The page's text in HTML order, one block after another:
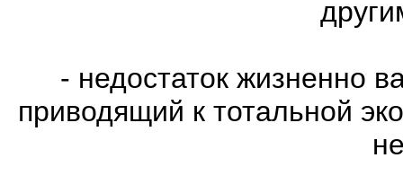
- недостаток жизненно
приводящий к тотальной